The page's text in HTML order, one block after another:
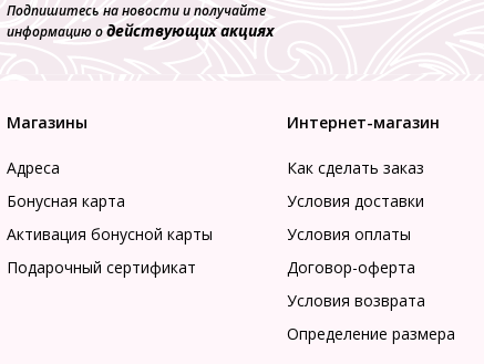
Подпишитесь на новости и получайте
информацию одействующих акциях
Магазины
Адреса
Бонусная карта
Активация бонусной карты
Подарочный сертификат
Интернет-магазин
Как сделать заказ
Условия доставки
Условия оплаты
Договор-оферта
Условия возврата
Определение размера